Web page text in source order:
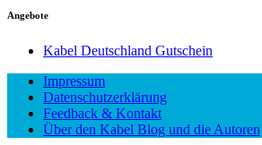
Angebote
Kabel Deutschland Gutschein
Impressum
Datenschutzerklärung
Feedback & Kontakt
Über den Kabel Blog und die Autoren